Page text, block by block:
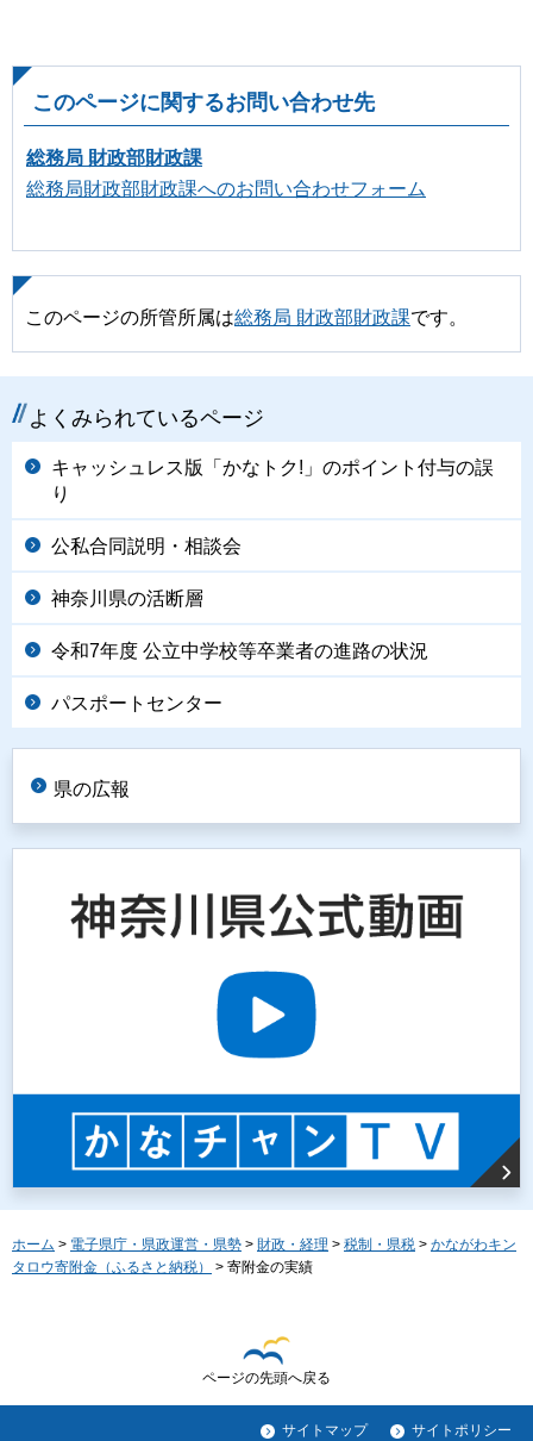
このページに関するお問い合わせ先
総務局 財政部財政課
総務局財政部財政課へのお問い合わせフォーム
このページの所管所属は総務局 財政部財政課です。
よくみられているページ
キャッシュレス版「かなトク!」のポイント付与の誤
り
公私合同説明・相談会
神奈川県の活断層
令和7年度 公立中学校等卒業者の進路の状況
パスポートセンター
県の広報
ホーム > 電子県庁・県政運営・県勢 > 財政・経理 > 税制・県税 > かながわキン
タロウ寄附金（ふるさと納税）
> 寄附金の実績
ページの先頭へ戻る
サイトマップ サイトポリシー